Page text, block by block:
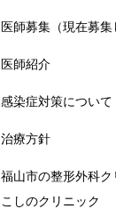
医師募集（現在募集
医師紹介
感染症対策について
治療方針
福山市の整形外科ク
こしのクリニック